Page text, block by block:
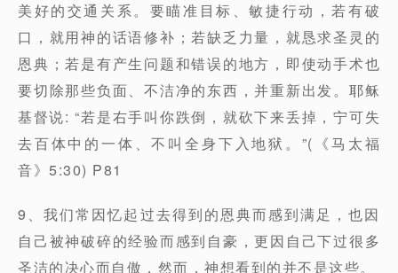
美好的交通关系。要瞄准目标、敏捷行动，若有破
口，就用神的话语修补；若缺乏力量，就恳求圣灵的
恩典；若是有产生问题和错误的地方，即使动手术也
要切除那些负面、不洁净的东西，并重新出发。耶稣
基督说: “若是右手叫你跌倒，就砍下来丢掉，宁可失
去百体中的一体、不叫全身下入地狱。”(《马太福
音》5:30) P81
9、我们常因忆起过去得到的恩典而感到满足，也因
自己被神破碎的经验而感到自豪，更因自己下过很多
圣洁的决心而自傲，然而，神想看到的并不是这些。